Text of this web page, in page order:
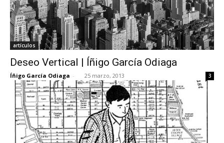
artículos
Deseo Vertical | Íñigo García Odiaga
Íñigo García Odiaga - 25 marzo, 2013 3